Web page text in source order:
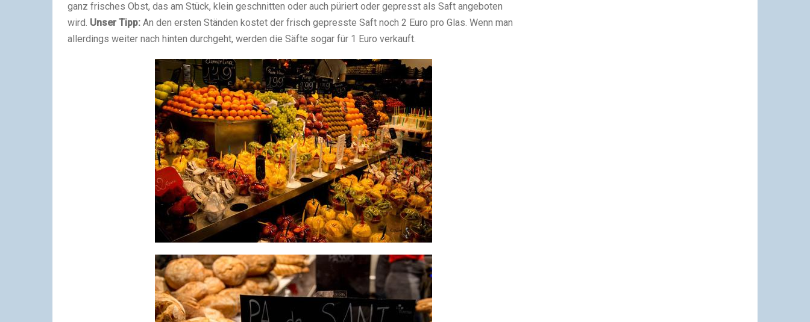
ganz frisches Obst, das am Stück, klein geschnitten oder auch püriert oder gepresst als Saft angeboten
wird. Unser Tipp: An den ersten Ständen kostet der frisch gepresste Saft noch 2 Euro pro Glas. Wenn man
allerdings weiter nach hinten durchgeht, werden die Säfte sogar für 1 Euro verkauft.